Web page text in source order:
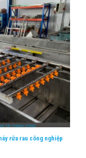
rửa rau công nghiệp